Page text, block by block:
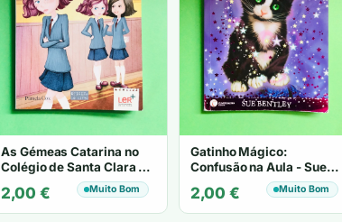
As Gémeas Catarina no
Colégio de Santa Clara -
2,00 € Muito Bom
Gatinho Mágico:
Confusão na Aula - Sue
2,00 € Muito Bom